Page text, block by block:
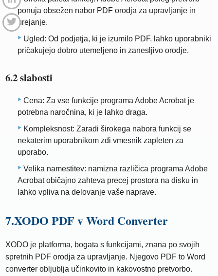
ponuja obsežen nabor PDF orodja za upravljanje in
urejanje.
Ugled: Od podjetja, ki je izumilo PDF, lahko uporabniki
pričakujejo dobro utemeljeno in zanesljivo orodje.
6.2 slabosti
Cena: Za vse funkcije programa Adobe Acrobat je
potrebna naročnina, ki je lahko draga.
Kompleksnost: Zaradi širokega nabora funkcij se
nekaterim uporabnikom zdi vmesnik zapleten za
uporabo.
Velika namestitev: namizna različica programa Adobe
Acrobat običajno zahteva precej prostora na disku in
lahko vpliva na delovanje vaše naprave.
7.XODO PDF v Word Converter
XODO je platforma, bogata s funkcijami, znana po svojih
spretnih PDF orodja za upravljanje. Njegovo PDF to Word
converter obljublja učinkovito in kakovostno pretvorbo.